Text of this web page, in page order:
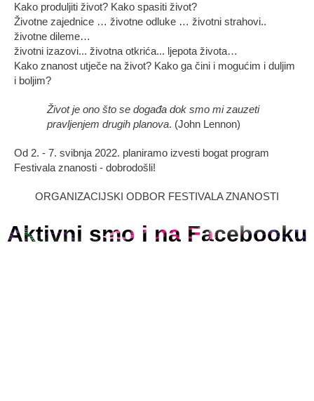
Kako produljiti život? Kako spasiti život?
Životne zajednice … životne odluke … životni strahovi..
životne dileme…
životni izazovi... životna otkrića... ljepota života…
Kako znanost utječe na život? Kako ga čini i mogućim i duljim
i boljim?
Život je ono što se događa dok smo mi zauzeti
pravljenjem drugih planova. (John Lennon)
Od 2. - 7. svibnja 2022. planiramo izvesti bogat program
Festivala znanosti - dobrodošli!
ORGANIZACIJSKI ODBOR FESTIVALA ZNANOSTI
Aktivni smo i na Facebooku